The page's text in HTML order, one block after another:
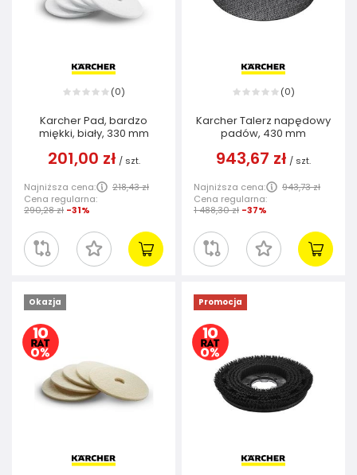
(0)
Karcher Pad, bardzo
miękki, biały, 330 mm
201,00 zł / szt.
Najniższa cena:
218,43 zł
Cena regularna:
290,28 zł -31%
(0)
Karcher Talerz napędowy
padów, 430 mm
943,67 zł / szt.
Najniższa cena:
943,73 zł
Cena regularna:
1 488,30 zł -37%
Okazja Promocja